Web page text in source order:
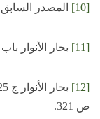
[10] المصدر السابق ح 4 ص
[11] بحار الأنوار باب
[12]
ص 321.